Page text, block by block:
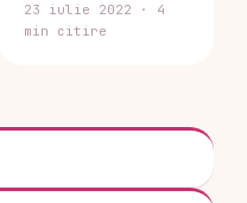
23 iulie 2022 · 4
min citire